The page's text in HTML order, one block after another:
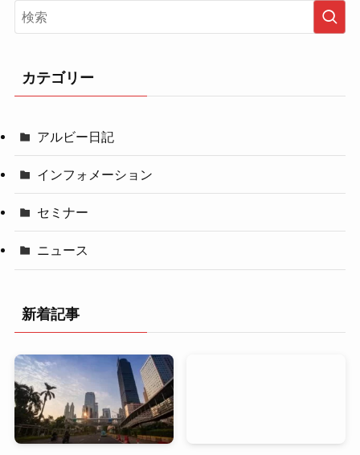
カテゴリー
アルビー日記
インフォメーション
セミナー
ニュース
新着記事